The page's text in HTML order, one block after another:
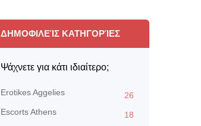
ΔΗΜΟΦΙΛΕΊΣ ΚΑΤΗΓΟΡΊΕΣ
Ψάχνετε για κάτι ιδιαίτερο;
Erotikes Aggelies
26
Escorts Athens
18